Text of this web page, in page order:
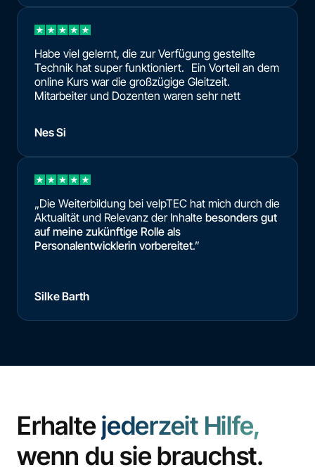
Habe viel gelernt, die zur Verfügung gestellte
Technik hat super funktioniert. Ein Vorteil an dem
online Kurs war die großzügige Gleitzeit.
Mitarbeiter und Dozenten waren sehr nett
Nes Si
„Die Weiterbildung bei velpTEC hat mich durch die
Aktualität und Relevanz der Inhalte besonders gut
auf meine zukünftige Rolle als
Personalentwicklerin vorbereitet.”
Silke Barth
Erhaltejederzeit Hilfe,
wenn du sie brauchst.